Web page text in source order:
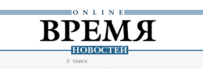
//поиск